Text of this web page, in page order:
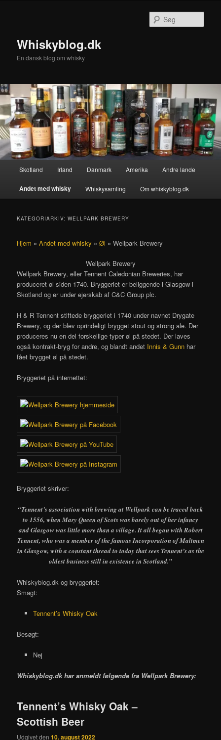
Whiskyblog.dk
En dansk blog om whisky
Skotland Irland Danmark Amerika Andre lande
Andet med whisky Whiskysamling Om whiskyblog.dk
KATEGORIARKIV:WELLPARK BREWERY
Hjem »Andet med whisky »Øl »Wellpark Brewery
Wellpark Brewery
Wellpark Brewery, eller Tennent Caledonian Breweries, har
produceret øl siden 1740. Bryggeriet er beliggende i Glasgow i
Skotland og er under ejerskab af C&C Group plc.
H & R Tennent stiftede bryggeriet i 1740 under navnet Drygate
Brewery, og der blev oprindeligt brygget stout og strong ale. Der
produceres nu en del forskellige typer øl på stedet. Der laves
også kontrakt-bryg for andre, og blandt andet Innis & Gunn har
fået brygget øl på stedet.
Bryggeriet på internettet:
Bryggeriet skriver:
“Tennent’s association with brewing at Wellpark can be traced back
to 1556, when Mary Queen of Scots was barely out of her infancy
and Glasgow was little more than a village. It all began with Robert
Tennent, who was a member of the famous Incorporation of Maltmen
in Glasgow, with a constant thread to today that sees Tennent’s as the
oldest business still in existence in Scotland.”
Whiskyblog.dk og bryggeriet:
Smagt:
Tennent’s Whisky Oak
Besøgt:
Nej
Whiskyblog.dk har anmeldt følgende fra Wellpark Brewery:
Tennent’s Whisky Oak –
Scottish Beer
Udgivet den10. august 2022